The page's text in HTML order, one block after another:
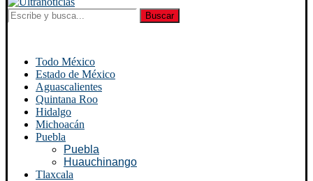
Buscar
Todo México
Estado de México
Aguascalientes
Quintana Roo
Hidalgo
Michoacán
Puebla
Puebla
Huauchinango
Tlaxcala